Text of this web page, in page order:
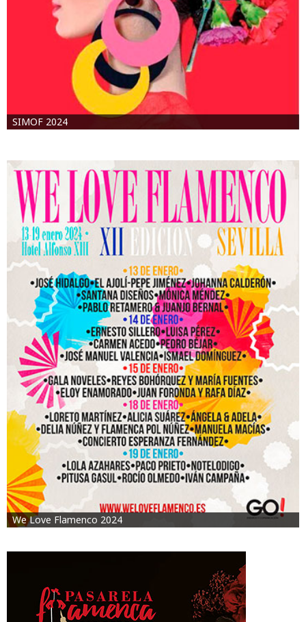
SIMOF 2024
We Love Flamenco 2024